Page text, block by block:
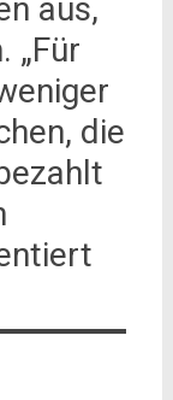
aus,
„Für
die